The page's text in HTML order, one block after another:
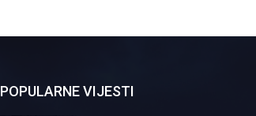
POPULARNE VIJESTI